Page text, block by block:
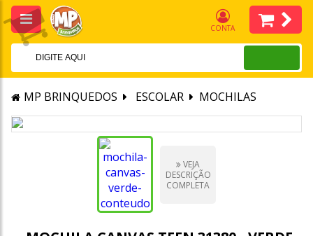
CONTA
MP BRINQUEDOS ESCOLAR MOCHILAS
VEJA
DESCRIÇÃO
COMPLETA